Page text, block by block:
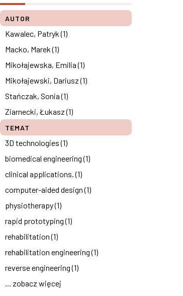
AUTOR
Kawalec, Patryk (1)
Macko, Marek (1)
Mikołajewska, Emilia (1)
Mikołajewski, Dariusz (1)
Stańczak, Sonia (1)
Ziarnecki, Łukasz (1)
TEMAT
3D technologies (1)
biomedical engineering (1)
clinical applications. (1)
computer-aided design (1)
physiotherapy (1)
rapid prototyping (1)
rehabilitation (1)
rehabilitation engineering (1)
reverse engineering (1)
... zobacz więcej